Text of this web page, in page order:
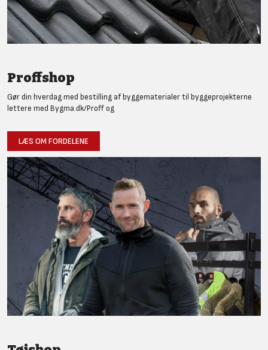
Proffshop
Gør din hverdag med bestilling af byggematerialer til byggeprojekterne
lettere med Bygma.dk/Proff og
LÆS OM FORDELENE